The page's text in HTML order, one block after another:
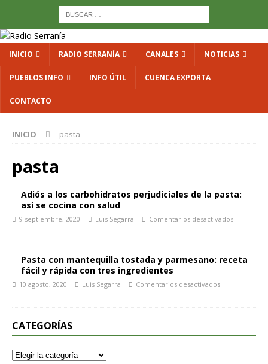
INICIO RADIO SERRANÍA CANALES NOTICIAS
PUEBLOS INFO INFO ÚTIL CUENCA EXPORTA
CONTACTO
INICIO pasta
pasta
Adiós a los carbohidratos perjudiciales de la pasta:
así se cocina con salud
9 septiembre, 2020 Luis Segarra Comentarios desactivados
Pasta con mantequilla tostada y parmesano: receta
fácil y rápida con tres ingredientes
10 agosto, 2020 Luis Segarra Comentarios desactivados
CATEGORÍAS